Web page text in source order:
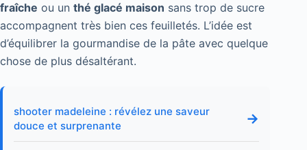
fraîche ou un thé glacé maison sans trop de sucre
accompagnent très bien ces feuilletés. L’idée est
d’équilibrer la gourmandise de la pâte avec quelque
chose de plus désaltérant.
shooter madeleine : révélez une saveur
douce et surprenante
→